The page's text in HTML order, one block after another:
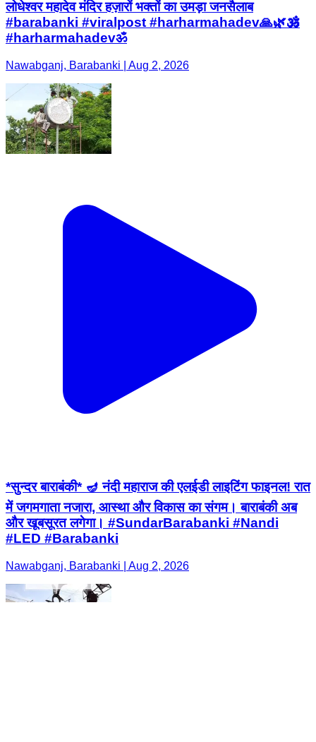
लोधेश्वर महादेव मंदिर हज़ारों भक्तों का उमड़ा जनसैलाब
#barabanki #viralpost #harharmahadev🙏🌿🕉️
#harharmahadevॐ
Nawabganj, Barabanki | Aug 2, 2026
*सुन्दर बाराबंकी* 🪔 नंदी महाराज की एलईडी लाइटिंग फाइनल! रात
में जगमगाता नजारा, आस्था और विकास का संगम। बाराबंकी अब
और खूबसूरत लगेगा। #SundarBarabanki #Nandi
#LED #Barabanki
Nawabganj, Barabanki | Aug 2, 2026